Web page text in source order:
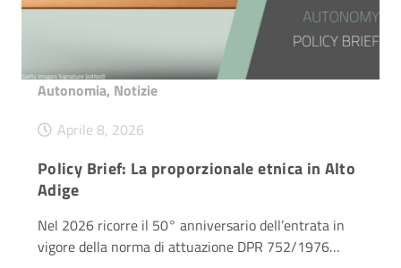
Autonomia, Notizie
Aprile 8, 2026
Policy Brief: La proporzionale etnica in Alto
Adige
Nel 2026 ricorre il 50° anniversario dell’entrata in
vigore della norma di attuazione DPR 752/1976…